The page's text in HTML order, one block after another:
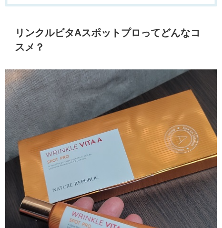
リンクルビタAスポットプロってどんなコ
スメ？